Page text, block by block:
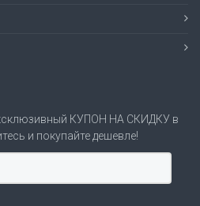
КУПОН НА СКИДКУ в
и покупайте дешевле!